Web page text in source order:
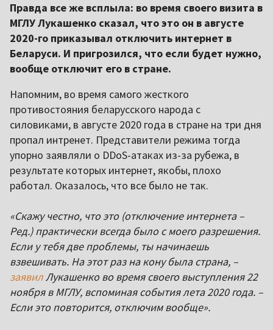
Правда все же всплыла: во время своего визита в
МГЛУ Лукашенко сказал, что это он в августе
2020-го приказывал отключить интернет в
Беларуси. И пригрозился, что если будет нужно,
вообще отключит его в стране.
Напомним, во время самого жесткого
противостояния беларусского народа с
силовиками, в августе 2020 года в стране на три дня
пропал интренет. Представители режима тогда
упорно заявляли о DDoS-атаках из-за рубежа, в
результате которых интернет, якобы, плохо
работал. Оказалось, что все было не так.
«Скажу честно, что это (отключение интернета –
Ред.) практически всегда было с моего разрешения.
Если у тебя две проблемы, ты начинаешь
взвешивать. На этот раз на кону была страна, –
заявилЛукашенко во время своего выступления 22
ноября в МГЛУ, вспоминая события лета 2020 года. –
Если это повторится, отключим вообще».